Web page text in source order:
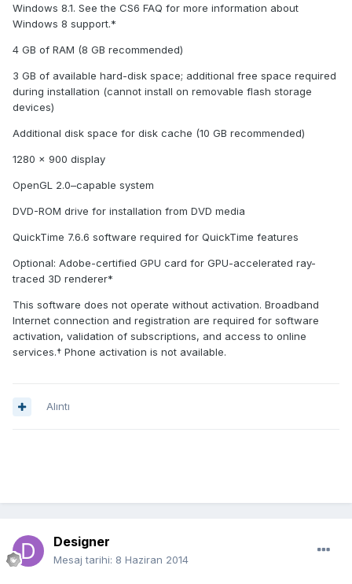
Windows 8.1. See the CS6 FAQ for more information about
Windows 8 support.*
4 GB of RAM (8 GB recommended)
3 GB of available hard-disk space; additional free space required
during installation (cannot install on removable flash storage
devices)
Additional disk space for disk cache (10 GB recommended)
1280 x 900 display
OpenGL 2.0–capable system
DVD-ROM drive for installation from DVD media
QuickTime 7.6.6 software required for QuickTime features
Optional: Adobe-certified GPU card for GPU-accelerated ray-
traced 3D renderer*
This software does not operate without activation. Broadband
Internet connection and registration are required for software
activation, validation of subscriptions, and access to online
services.† Phone activation is not available.
Alıntı
Designer
Mesaj tarihi: 8 Haziran 2014